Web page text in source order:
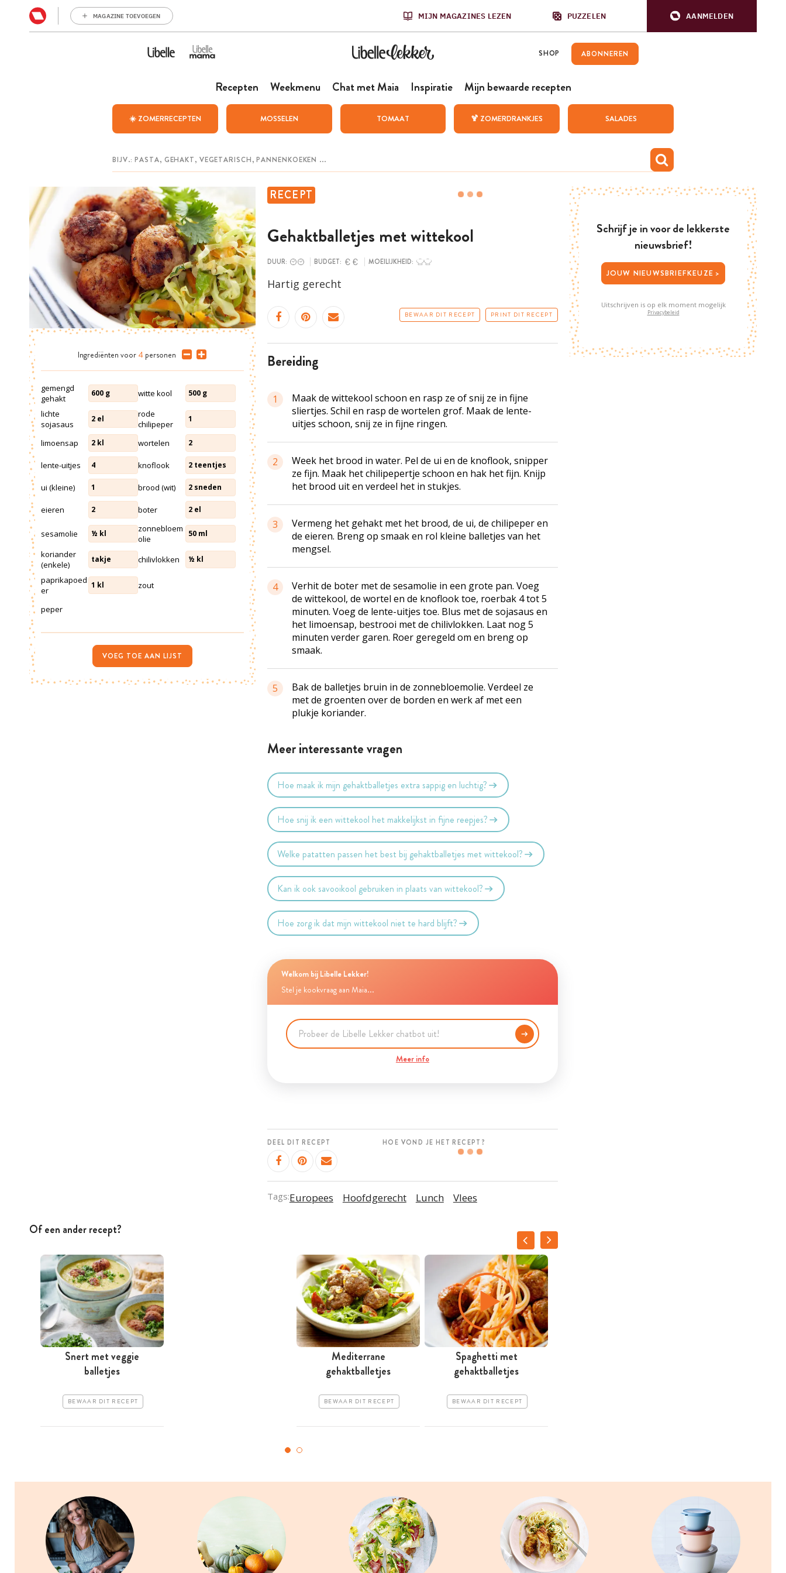
MAGAZINE TOEVOEGEN MIJN MAGAZINES LEZEN PUZZELEN AANMELDEN
SHOP ABONNEREN
Recepten Weekmenu Chat met Maia Inspiratie Mijn bewaarde recepten
☀️ ZOMERRECEPTEN MOSSELEN TOMAAT 🍹 ZOMERDRANKJES SALADES
RECEPT
Gehaktballetjes met wittekool
DUUR: BUDGET: MOEILIJKHEID:
Hartig gerecht
BEWAAR DIT RECEPT PRINT DIT RECEPT
bereiding
1 Maak de wittekool schoon en rasp ze of snij ze in fijne
sliertjes. Schil en rasp de wortelen grof. Maak de lente-
uitjes schoon, snij ze in fijne ringen.
2
Week het brood in water. Pel de ui en de knoflook, snipper
ze fijn. Maak hetchilipepertje schoon en hak het fijn. Knijp
het brood uit en verdeel het in stukjes.
3
Vermeng het gehakt met het brood, de ui, de chilipeper en
de eieren. Breng op smaak en rol kleine balletjes van het
mengsel.
4
Verhit de boter met de sesamolie in een grote pan. Voeg
de wittekool, de wortel en de knoflook toe, roerbak 4 tot 5
minuten. Voeg de lente-uitjes toe. Blus met de sojasaus en
het limoensap, bestrooi met de chilivlokken. Laat nog 5
minuten verder garen. Roer geregeld om en breng op
smaak.
5
Bak de balletjes bruin in de zonnebloemolie. Verdeel ze
met de groenten over de borden en werk af met een
plukje koriander.
Meer interessante vragen
Hoe maak ik mijn gehaktballetjes extra sappig en luchtig?
Hoe snij ik een wittekool het makkelijkst in fijne reepjes?
Welke patatten passen het best bij gehaktballetjes met wittekool?
Kan ik ook savooikool gebruiken in plaats van wittekool?
Hoe zorg ik dat mijn wittekool niet te hard blijft?
Welkom bij Libelle Lekker!
Stel je kookvraag aan Maia...
Meer info
DEEL DIT RECEPT HOE VOND JE HET RECEPT?
Tags:Europees Hoofdgerecht Lunch Vlees
Ingrediënten voor 4 personen
gemengd
gehakt
600 g witte kool 500 g
lichte
sojasaus
2 el
rode
chilipeper
1
limoensap 2 kl wortelen 2
lente-uitjes 4 knoflook 2 teentjes
ui (kleine) 1 brood (wit) 2 sneden
eieren 2 boter 2 el
sesamolie ½ kl
zonnebloem
olie
50 ml
koriander
(enkele)
takje chilivlokken ½ kl
paprikapoed
er
1 kl zout
peper
VOEG TOE AAN LIJST
Of een ander recept?
Snert met veggie
balletjes
BEWAAR DIT RECEPT
Mediterrane
gehaktballetjes
BEWAAR DIT RECEPT
Spaghetti met
gehaktballetjes
BEWAAR DIT RECEPT
Schrijf je in voor de lekkerste
nieuwsbrief!
JOUW NIEUWSBRIEFKEUZE >
Uitschrijven is op elk moment mogelijk
Privacybeleid